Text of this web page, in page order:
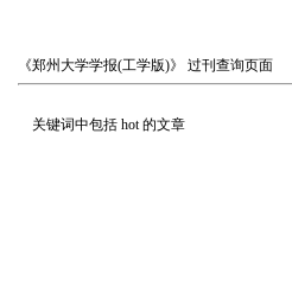
《郑州大学学报(工学版)》 过刊查询页面
关键词中包括 hot的文章